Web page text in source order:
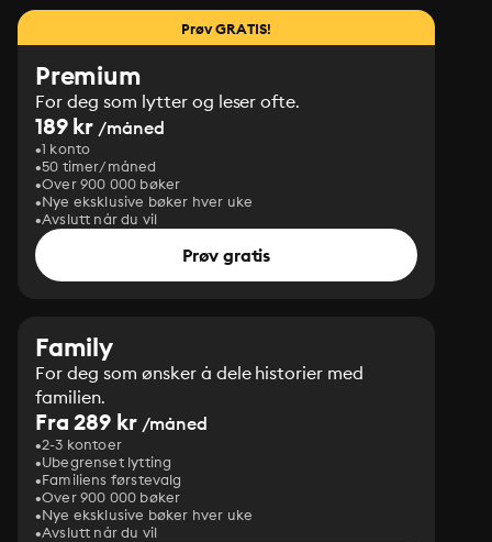
Prøv GRATIS!
Premium
For deg som lytter og leser ofte.
189 kr /måned
1 konto
50 timer/måned
Over 900 000 bøker
Nye eksklusive bøker hver uke
Avslutt når du vil
Prøv gratis
Family
For deg som ønsker å dele historier med
familien.
Fra 289 kr/måned
2-3 kontoer
Ubegrenset lytting
Familiens førstevalg
Over 900 000 bøker
Nye eksklusive bøker hver uke
Avslutt når du vil